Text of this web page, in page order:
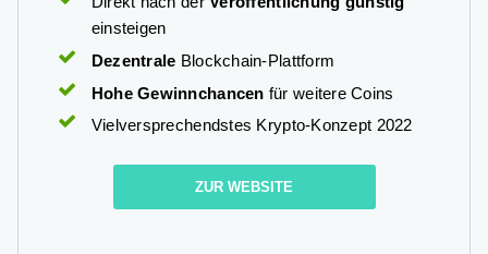
einsteigen
Dezentrale Blockchain-Plattform
Hohe Gewinnchancen für weitere Coins
Vielversprechendstes Krypto-Konzept 2022
ZUR WEBSITE